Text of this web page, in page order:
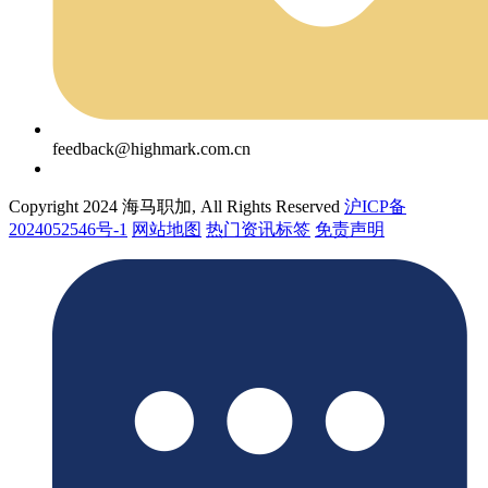
feedback@highmark.com.cn
Copyright 2024 海马职加, All Rights Reserved 沪ICP备
2024052546号-1 网站地图 热门资讯标签 免责声明